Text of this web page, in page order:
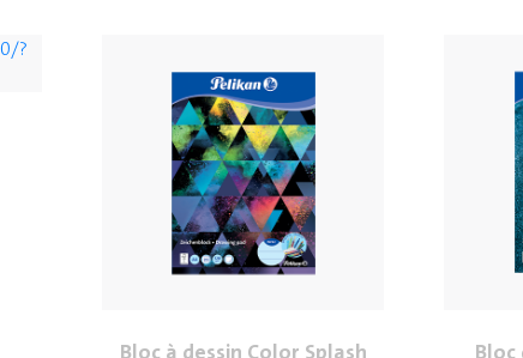
Bloc à dessin Color Splash Bloc